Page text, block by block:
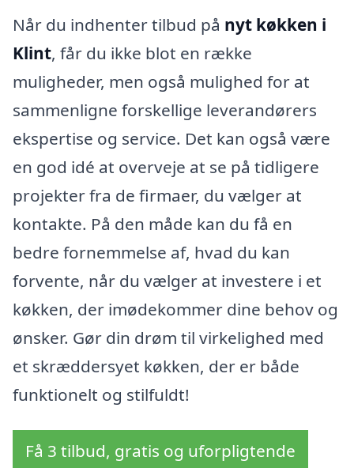
Når du indhenter tilbud på nyt køkken i
Klint, får du ikke blot en række
muligheder, men også mulighed for at
sammenligne forskellige leverandørers
ekspertise og service. Det kan også være
en god idé at overveje at se på tidligere
projekter fra de firmaer, du vælger at
kontakte. På den måde kan du få en
bedre fornemmelse af, hvad du kan
forvente, når du vælger at investere i et
køkken, der imødekommer dine behov og
ønsker. Gør din drøm til virkelighed med
et skræddersyet køkken, der er både
funktionelt og stilfuldt!
Få 3 tilbud, gratis og uforpligtende